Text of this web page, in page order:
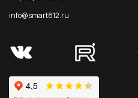
info@smart812.ru